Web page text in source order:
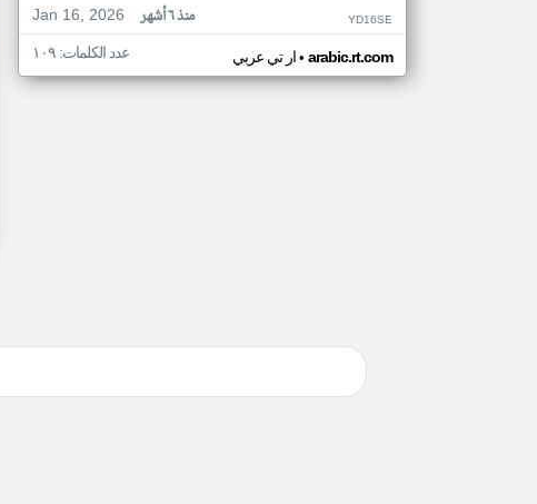
Jan 16, 2026
منذ ٦ أشهر YD16SE
ار تي عربي• arabic.rt.com عدد الكلمات: ١٠٩